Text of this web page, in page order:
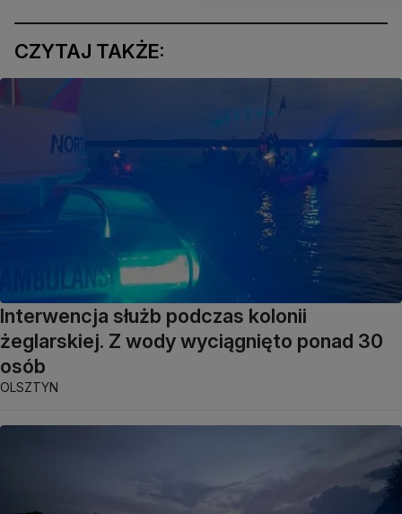
CZYTAJ TAKŻE:
Interwencja służb podczas kolonii
żeglarskiej. Z wody wyciągnięto ponad 30
osób
OLSZTYN